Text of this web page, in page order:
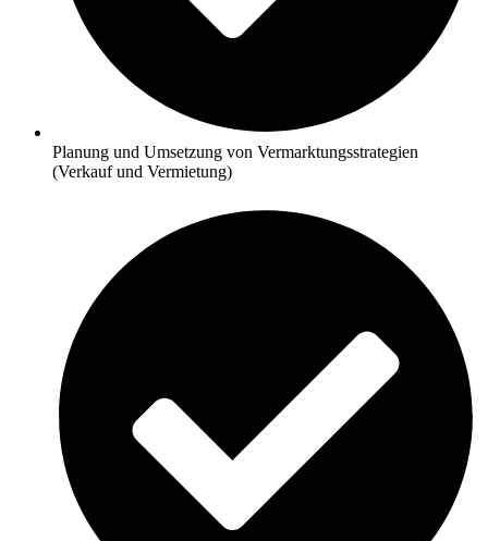
Planung und Umsetzung von Vermarktungsstrategien
(Verkauf und Vermietung)